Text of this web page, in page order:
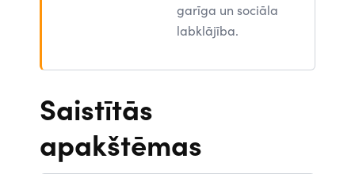
garīga un sociāla
labklājība.
Saistītās
apakštēmas